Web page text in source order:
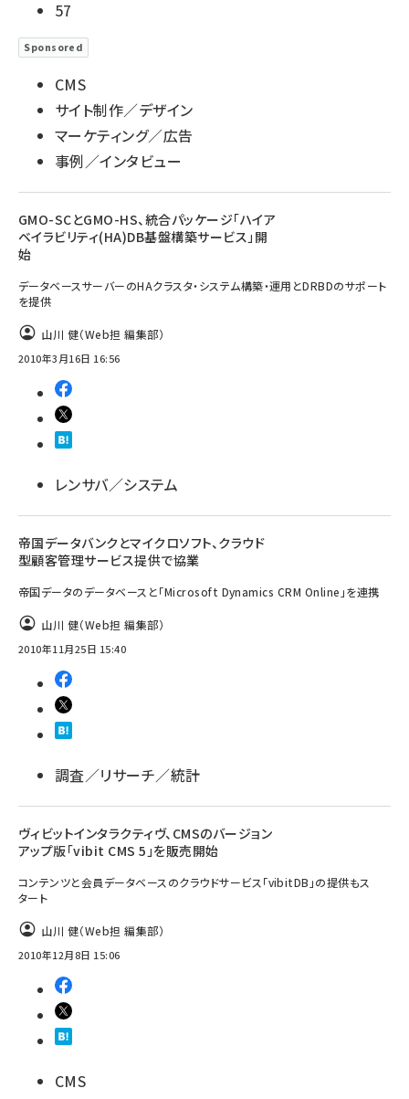
57
Sponsored
CMS
サイト制作／デザイン
マーケティング／広告
事例／インタビュー
GMO-SCとGMO-HS、統合パッケージ「ハイア
ベイラビリティ(HA)DB基盤構築サービス」開
始
データベースサーバーのHAクラスタ・システム構築・運用とDRBDのサポート
を提供
山川 健（Web担 編集部）
2010年3月16日 16:56
レンサバ／システム
帝国データバンクとマイクロソフト、クラウド
型顧客管理サービス提供で協業
帝国データのデータベースと「Microsoft Dynamics CRM Online」を連携
山川 健（Web担 編集部）
2010年11月25日 15:40
調査／リサーチ／統計
ヴィビットインタラクティヴ、CMSのバージョン
アップ版「vibit CMS 5」を販売開始
コンテンツと会員データベースのクラウドサービス「vibitDB」の提供もス
タート
山川 健（Web担 編集部）
2010年12月8日 15:06
CMS